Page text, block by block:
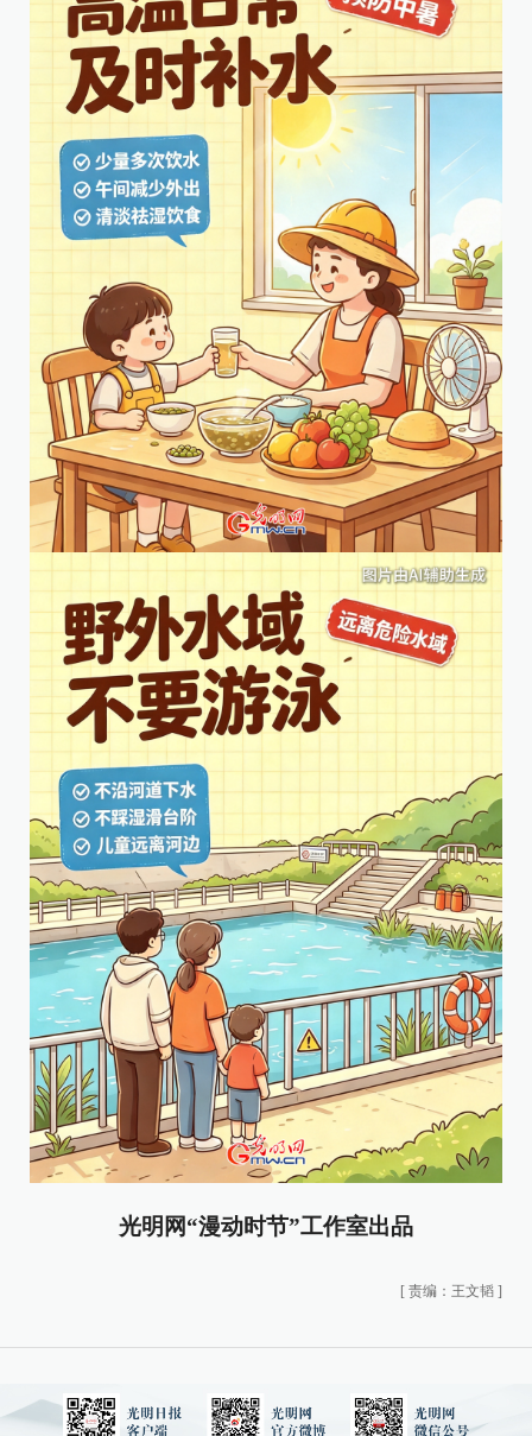
光明网“漫动时节”工作室出品
[ 责编：王文韬 ]